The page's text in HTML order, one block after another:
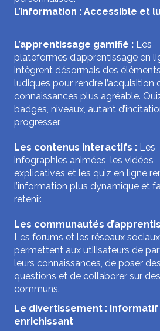
L’information : Accessible et
L’apprentissage gamifié : Les
plateformes d’apprentissage en
intègrent désormais des éléments
ludiques pour rendre l’acquisition
connaissances plus agréable.
badges, niveaux, autant
progresser.
Les contenus interactifs : Les
infographies animées, les vidéos
explicatives et les quiz en ligne
l’information plus dynamique et
retenir.
Les communautés
Les forums et les réseaux sociaux
permettent aux utilisateurs de
leurs connaissances, de poser des
questions et de collaborer sur
communs.
Le divertissement :
enrichissant